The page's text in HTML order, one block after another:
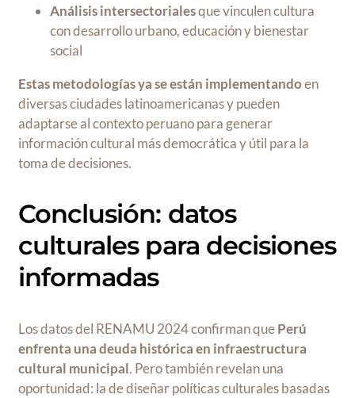
Análisis intersectorialesque vinculen cultura
con desarrollo urbano, educación y bienestar
social
Estas metodologías ya se están implementandoen
diversas ciudades latinoamericanas y pueden
adaptarse al contexto peruano para generar
información cultural más democrática y útil para la
toma de decisiones.
Conclusión: datos
culturales para decisiones
informadas
Los datos del RENAMU 2024 confirman quePerú
enfrenta una deuda histórica en infraestructura
cultural municipal. Pero también revelan una
oportunidad: la de diseñar políticas culturales basadas